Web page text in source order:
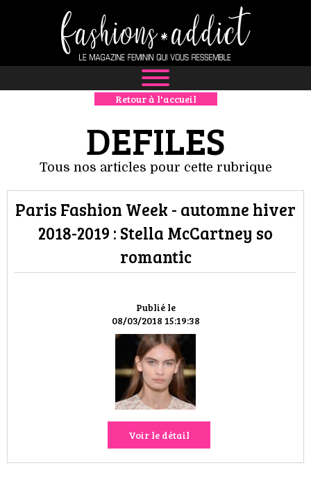
NEWS
MODE
LUXE
DÉFILÉS
BOUTIQUE
CULTURE
HIGH TECH
MAISON
AUTO
LIEUX TENDANCES
BEAUTÉ
Retour à l'accueil
DEFILES
Tous nos articles pour cette rubrique
Publié le
08/03/2018 15:19:38
Paris Fashion Week - automne hiver
2018-2019 : Stella McCartney so
romantic
Voir le détail